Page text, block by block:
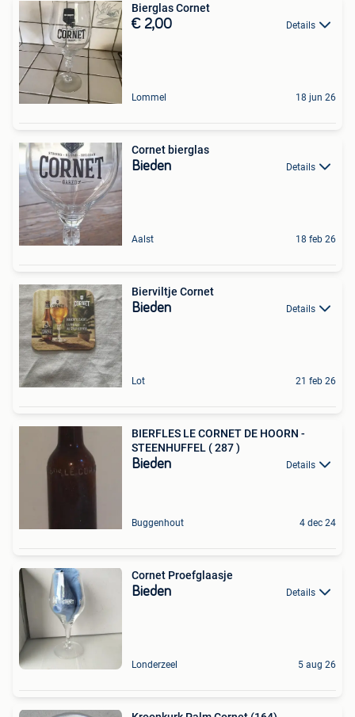
Bierglas Cornet
€ 2,00 Details
Lommel 18 jun 26
Cornet bierglas
Bieden Details
Aalst 18 feb 26
Bierviltje Cornet
Bieden Details
Lot 21 feb 26
BIERFLES LE CORNET DE HOORN -
STEENHUFFEL ( 287 )
Bieden Details
Buggenhout 4 dec 24
Cornet Proefglaasje
Bieden Details
Londerzeel 5 aug 26